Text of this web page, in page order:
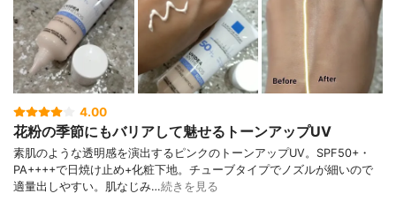
4.00
花粉の季節にもバリアして魅せるトーンアップUV
素肌のような透明感を演出するピンクのトーンアップUV。SPF50+・
PA++++で日焼け止め+化粧下地。チューブタイプでノズルが細いので
適量出しやすい。肌なじみ…続きを見る